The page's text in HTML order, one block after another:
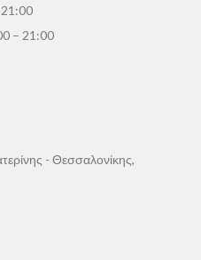
– 21:00
- Θεσσαλονίκης,